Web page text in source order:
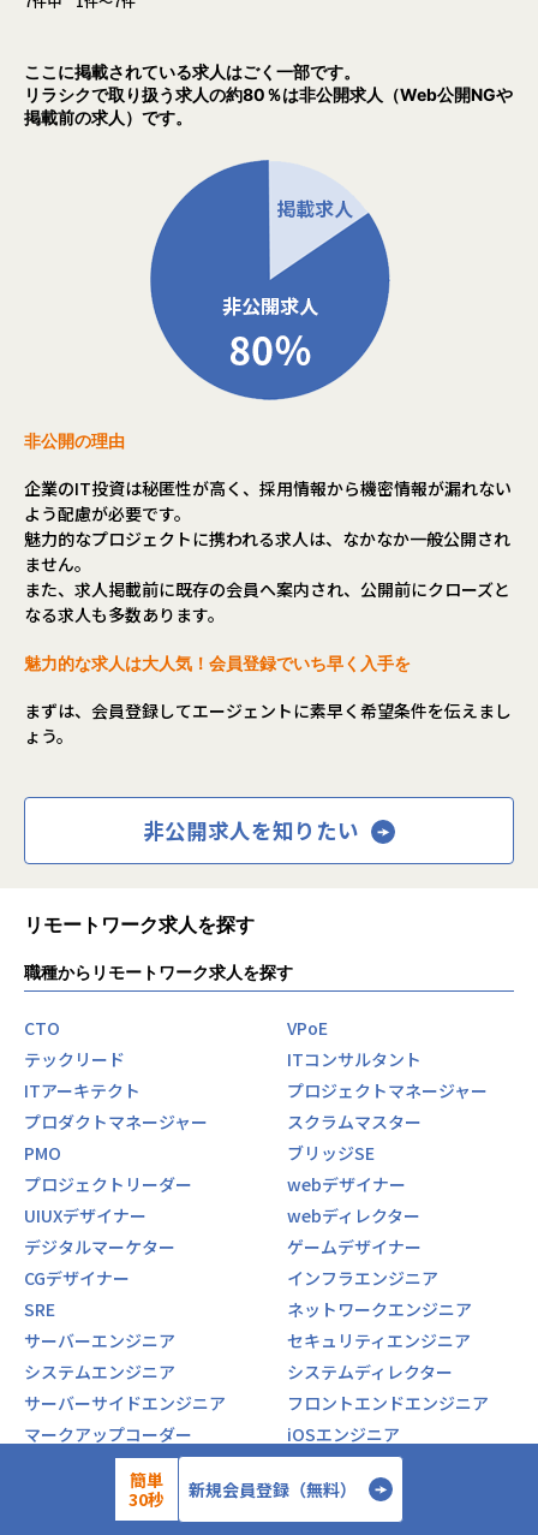
・幅広い人事領域の業務知識
・カタログ設計（課題分析、仕様コード）
・不具合分析（原因、仕様設計コード）
・テスト設計と相互打鍵
・お客様向けドキュメントの作成（機能リファレス、開発内
・不具合修正マイルストーンの計画、立案
・新規案件マイルストーンの計画、立・メンターとしての後
・マネージャとしてのチームマネジメント
・マネージャとしての組織目標立案
・1か月程度の教育(インプット)期間の後、1～3か月のOJTで
の保守開発の経験を通じて、
製品知識をキャッチアップいただき、徐々に新機能・新サ
ービスの設計などの
裁量の大きい仕事をお任せします。
・製品マニュアルや業務wiki、20年以上のノウハウが詰まっ
たサポートサイト等もございます。
【配属組織】2023年3月現在
└各製品/開発領域で組織が分かれ、それぞれ数⼗名程度在籍
└モジュール単位でそれぞれ数名程度グループ在籍
【業務の変更の範囲】
その後、ご本人の適性等により当社業務全般に変更の可能性
があります。
ここに掲載されている求人はごく一部です。
リラシクで取り扱う求人の約80％は非公開求人（Web公開NGや
掲載前の求人）です。
非公開の理由
企業のIT投資は秘匿性が高く、採用情報から機密情報が漏れない
よう配慮が必要です。
魅力的なプロジェクトに携われる求人は、なかなか一般公開され
ません。
また、求人掲載前に既存の会員へ案内され、公開前にクローズと
なる求人も多数あります。
魅力的な求人は大人気！会員登録でいち早く入手を
まずは、会員登録してエージェントに素早く希望条件を伝えまし
ょう。
非公開求人を知りたい
リモートワーク求人を探す
職種からリモートワーク求人を探す
CTO
VPoE
テックリード
ITコンサルタント
ITアーキテクト
プロジェクトマネージャー
プロダクトマネージャー
スクラムマスター
PMO
ブリッジSE
プロジェクトリーダー
webデザイナー
UIUXデザイナー
webディレクター
デジタルマーケター
ゲームデザイナー
CGデザイナー
インフラエンジニア
SRE
ネットワークエンジニア
サーバーエンジニア
セキュリティエンジニア
システムエンジニア
システムディレクター
サーバーサイドエンジニア
フロントエンドエンジニア
マークアップコーダー
iOSエンジニア
Androidエンジニア
ゲームエンジニア
ゲームプランナー
QAエンジニア
テストエンジニア
テスター
簡単
30秒
新規会員登録（無料）